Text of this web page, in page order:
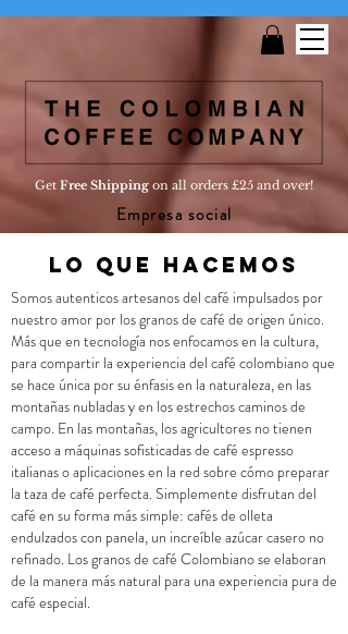
Empresa social
Get Free Shipping on all orders £25 and over!
LO Que hacemos
Somos autenticos artesanos del café impulsados ​​por
nuestro amor por los granos de café de origen único.
Más que en tecnología nos enfocamos en la cultura,
para compartir la experiencia del café colombiano que
se hace única por su énfasis en la naturaleza, en las
montañas nubladas y en los estrechos caminos de
campo. En las montañas, los agricultores no tienen
acceso a máquinas sofisticadas de café espresso
italianas o aplicaciones en la red sobre cómo preparar
la taza de café perfecta. Simplemente disfrutan del
café en su forma más simple: cafés de olleta
endulzados con panela, un increíble azúcar casero no
refinado. Los granos de café Colombiano se elaboran
de la manera más natural para una experiencia pura de
café especial.